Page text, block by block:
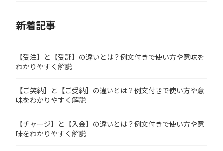
新着記事
【受注】と【受託】の違いとは？例文付きで使い方や意味を
わかりやすく解説
【ご笑納】と【ご受納】の違いとは？例文付きで使い方や意
味をわかりやすく解説
【チャージ】と【入金】の違いとは？例文付きで使い方や意
味をわかりやすく解説